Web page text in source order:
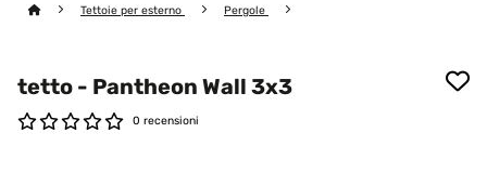
Tettoie per esterno Pergole
tetto - Pantheon Wall 3x3
0 recensioni